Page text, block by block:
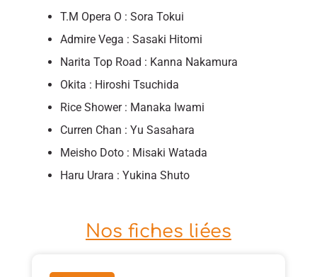
T.M Opera O : Sora Tokui
Admire Vega : Sasaki Hitomi
Narita Top Road : Kanna Nakamura
Okita : Hiroshi Tsuchida
Rice Shower : Manaka Iwami
Curren Chan : Yu Sasahara
Meisho Doto : Misaki Watada
Haru Urara : Yukina Shuto
Nos fiches liées